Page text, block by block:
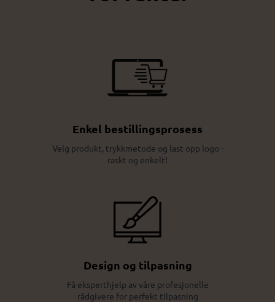
Enkel bestillingsprosess
Velg produkt, trykkmetode og last opp logo -
raskt og enkelt!
Design og tilpasning
Få eksperthjelp av våre profesjonelle
rådgivere for perfekt tilpasning